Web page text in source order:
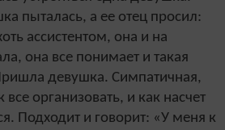
пыталась, а ее отец просил:
ассистентом, она и на
она все понимает и такая
девушка. Симпатичная,
все организовать, и как насчет
Подходит и говорит: «У меня к